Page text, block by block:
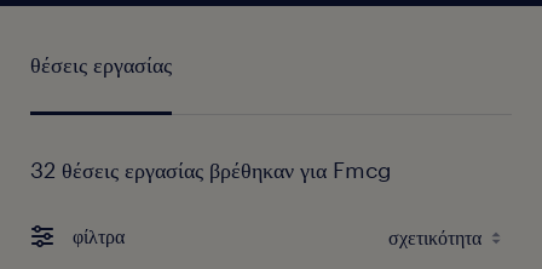
θέσεις εργασίας
32 θέσεις εργασίας βρέθηκαν για Fmcg
φίλτρα